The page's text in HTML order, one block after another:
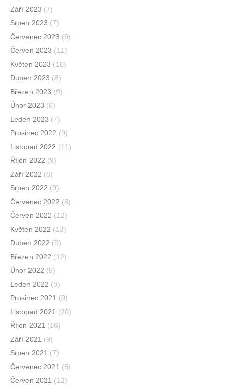
Září 2023 (7)
Srpen 2023 (7)
Červenec 2023 (9)
Červen 2023 (11)
Květen 2023 (10)
Duben 2023 (8)
Březen 2023 (9)
Únor 2023 (6)
Leden 2023 (7)
Prosinec 2022 (9)
Listopad 2022 (11)
Říjen 2022 (9)
Září 2022 (8)
Srpen 2022 (9)
Červenec 2022 (8)
Červen 2022 (12)
Květen 2022 (13)
Duben 2022 (9)
Březen 2022 (12)
Únor 2022 (5)
Leden 2022 (8)
Prosinec 2021 (9)
Listopad 2021 (20)
Říjen 2021 (16)
Září 2021 (9)
Srpen 2021 (7)
Červenec 2021 (5)
Červen 2021 (12)